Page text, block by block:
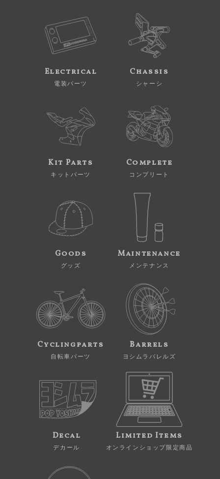
Electrical
電装パーツ
Chassis
シャーシ
Kit Parts
キットパーツ
Complete
コンプリート
Goods
グッズ
Maintenance
メンテナンス
Cyclingparts
自転車パーツ
Barrels
ヨシムラバレルズ
Decal
デカール
Limited Items
オンラインショップ限定商品